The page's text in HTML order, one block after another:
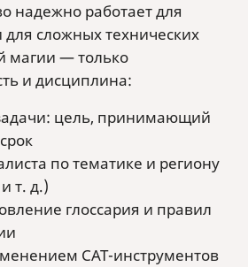
надежно работает для
для сложных технических
магии — только
и дисциплина:
цель, принимающий
по тематике и региону
т. д.)
глоссария и правил
CAT-инструментов